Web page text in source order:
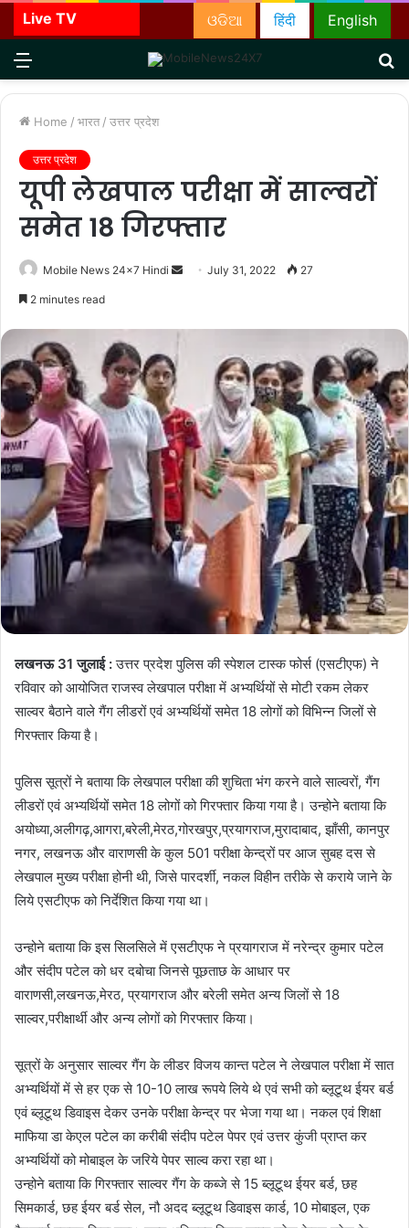
Live TV English
हिंदी
ଓଡିଆ
Menu
Home / भारत / उत्तर प्रदेश
उत्तर प्रदेश
यूपी लेखपाल परीक्षा में साल्वरों
समेत 18 गिरफ्तार
Mobile News 24x7 Hindi
SendJuly 31, 2022 27
2 minutes read
लखनऊ 31 जुलाई :उत्तर प्रदेश पुलिस की स्पेशल टास्क फोर्स (एसटीएफ) ने
रविवार को आयोजित राजस्व लेखपाल परीक्षा में अभ्यर्थियों से मोटी रकम लेकर
साल्वर बैठाने वाले गैंग लीडरों एवं अभ्यर्थियों समेत 18 लोगों को विभिन्न जिलों से
गिरफ्तार किया है।
पुलिस सूत्रों ने बताया कि लेखपाल परीक्षा की शुचिता भंग करने वाले साल्वरों, गैंग
लीडरों एवं अभ्यर्थियों समेत 18 लोगों को गिरफ्तार किया गया है। उन्होने बताया कि
अयोध्या,अलीगढ़,आगरा,बरेली,मेरठ,गोरखपुर,प्रयागराज,मुरादाबाद, झाँसी, कानपुर
नगर, लखनऊ और वाराणसी के कुल 501 परीक्षा केन्द्रों पर आज सुबह दस से
लेखपाल मुख्य परीक्षा होनी थी, जिसे पारदर्शी, नकल विहीन तरीके से कराये जाने के
लिये एसटीएफ को निर्देशित किया गया था।
उन्होने बताया कि इस सिलसिले में एसटीएफ ने प्रयागराज में नरेन्द्र कुमार पटेल
और संदीप पटेल को धर दबोचा जिनसे पूछताछ के आधार पर
वाराणसी,लखनऊ,मेरठ, प्रयागराज और बरेली समेत अन्य जिलों से 18
साल्वर,परीक्षार्थी और अन्य लोगों को गिरफ्तार किया।
सूत्रों के अनुसार साल्वर गैंग के लीडर विजय कान्त पटेल ने लेखपाल परीक्षा में सात
अभ्यर्थियों में से हर एक से 10-10 लाख रूपये लिये थे एवं सभी को ब्लूटूथ ईयर बर्ड
एवं ब्लूटूथ डिवाइस देकर उनके परीक्षा केन्द्र पर भेजा गया था। नकल एवं शिक्षा
माफिया डा केएल पटेल का करीबी संदीप पटेल पेपर एवं उत्तर कुंजी प्राप्त कर
अभ्यर्थियों को मोबाइल के जरिये पेपर साल्व करा रहा था।
उन्होने बताया कि गिरफ्तार साल्वर गैंग के कब्जे से 15 ब्लूटूथ ईयर बर्ड, छह
सिमकार्ड, छह ईयर बर्ड सेल, नौ अदद ब्लूटूथ डिवाइस कार्ड, 10 मोबाइल, एक